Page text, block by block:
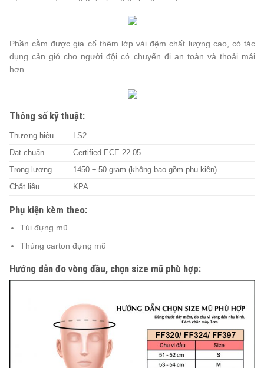
Phần cằm được gia cố thêm lớp vải đệm chất lượng cao, có tác
dụng cản gió cho người đội có chuyến đi an toàn và thoải mái
hơn.
Thông số kỹ thuật:
Thương hiệu LS2
Đạt chuẩn Certified ECE 22.05
Trọng lượng 1450 ± 50 gram (không bao gồm phụ kiện)
Chất liệu KPA
Phụ kiện kèm theo:
Túi đựng mũ
Thùng carton đựng mũ
Hướng dẫn đo vòng đầu, chọn size mũ phù hợp: